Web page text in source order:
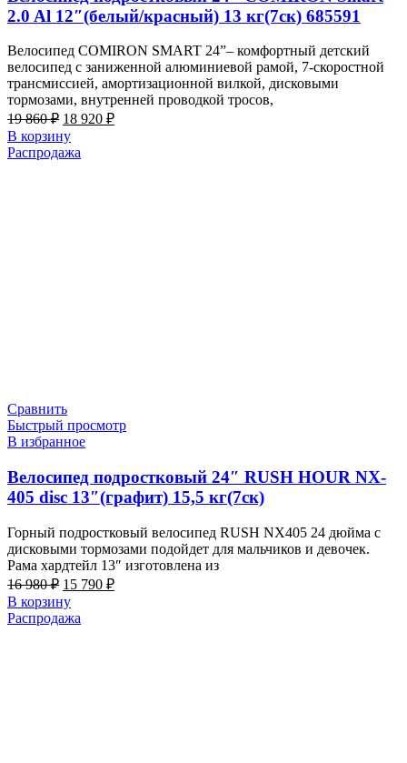
2.0 Al 12″(белый/красный) 13 кг(7ск) 685591
Велосипед COMIRON SMART 24”– комфортный детский
велосипед с заниженной алюминиевой рамой, 7-скоростной
трансмиссией, амортизационной вилкой, дисковыми
тормозами, внутренней проводкой тросов,
19 860₽ Первоначальная
цена
составляла
19
18 920 ₽Текущая
В корзину
Распродажа
Сравнить
Быстрый просмотр
В избранное
Велосипед подростковый 24″ RUSH HOUR NX-
405 disc 13″(графит) 15,5 кг(7ск)
Горный подростковый велосипед RUSH NX405 24 дюйма с
дисковыми тормозами подойдет для мальчиков и девочек.
Рама хардтейл 13″ изготовлена из
16 980₽ Первоначальная
цена
составляла
16
15 790 ₽Текущая
В корзину
Распродажа